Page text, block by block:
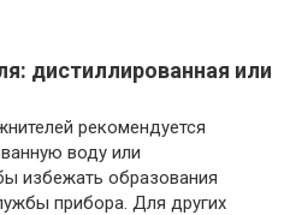
дистиллированная или
рекомендуется
воду или
избежать образования
прибора. Для других